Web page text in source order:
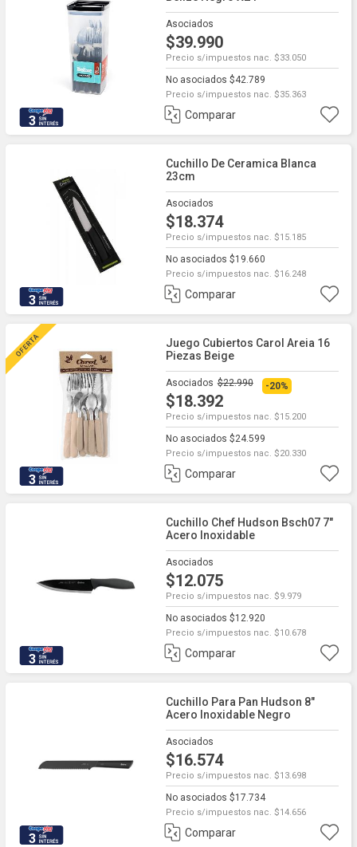
3
Asociados
$39.990
Precio s/impuestos nac. $33.050
No asociados $42.789
Precio s/impuestos nac. $35.363
Comparar
3
Cuchillo De Ceramica Blanca
23cm
Asociados
$18.374
Precio s/impuestos nac. $15.185
No asociados $19.660
Precio s/impuestos nac. $16.248
Comparar
3
Juego Cubiertos Carol Areia 16
Piezas Beige
Asociados $22.990
$18.392
-20%
Precio s/impuestos nac. $15.200
No asociados $24.599
Precio s/impuestos nac. $20.330
Comparar
3
Cuchillo Chef Hudson Bsch07 7"
Acero Inoxidable
Asociados
$12.075
Precio s/impuestos nac. $9.979
No asociados $12.920
Precio s/impuestos nac. $10.678
Comparar
3
Cuchillo Para Pan Hudson 8"
Acero Inoxidable Negro
Asociados
$16.574
Precio s/impuestos nac. $13.698
No asociados $17.734
Precio s/impuestos nac. $14.656
Comparar